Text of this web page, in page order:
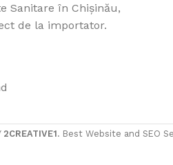
Sanitare în Chișinău,
de la importator.
2CREATIVE1. Best Website and SEO